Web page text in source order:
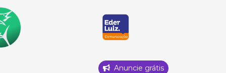
Anuncie grátis